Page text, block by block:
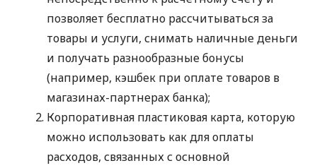
позволяет бесплатно рассчитываться за
товары и услуги, снимать наличные деньги
и получать разнообразные бонусы
(например, кэшбек при оплате товаров в
магазинах-партнерах банка);
Корпоративная пластиковая карта, которую
можно использовать как для оплаты
расходов, связанных с основной